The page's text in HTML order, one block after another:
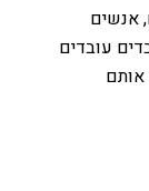
אנשים
עובדים
אותם